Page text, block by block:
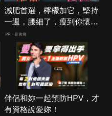
減肥首選，檸檬加它，堅持
一週，腰細了，瘦到你懷疑
人生
PR・新素簡
伴侶和妳一起預防HPV，才
有資格說愛妳！